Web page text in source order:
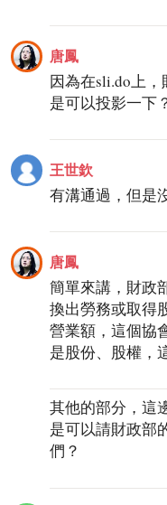
唐鳳
因為在sli.do上
是可以投影一下
王世欽
有溝通過，但是
唐鳳
簡單來講，財政
換出勞務或取得
營業額，這個協
是股份、股權，
其他的部分，這
是可以請財政部
們？